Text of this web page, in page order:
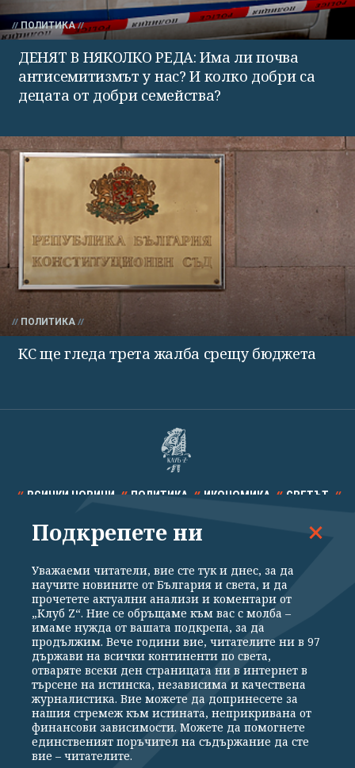
ПОЛИТИКА
ДЕНЯТ В НЯКОЛКО РЕДА: Има ли почва
антисемитизмът у нас? И колко добри са
децата от добри семейства?
ПОЛИТИКА
КС ще гледа трета жалба срещу бюджета
ВСИЧКИ НОВИНИ ПОЛИТИКА ИКОНОМИКА СВЕТЪТ
СПОРТ КУЛТУРА ТЕХНОЛОГИИ КАЛЕЙДОСКОП
Общи условия
Политика за поверителност
Реклама
Партньори Контакти
За Клуб Z
Екип
Подкрепете ни
Издател на www.clubz.bg е „Клуб Зебра Медия“ ЕООД, София, ул. "Алеко
Константинов" 3. Всички права запазени 2026 „Клуб Зебра Медия“
Подкрепете ни
Уважаеми читатели, вие сте тук и днес, за да
научите новините от България и света, и да
прочетете актуални анализи и коментари от
„Клуб Z“. Ние се обръщаме към вас с молба –
имаме нужда от вашата подкрепа, за да
продължим. Вече години вие, читателите ни в 97
държави на всички континенти по света,
отваряте всеки ден страницата ни в интернет в
търсене на истинска, независима и качествена
журналистика. Вие можете да допринесете за
нашия стремеж към истината, неприкривана от
финансови зависимости. Можете да помогнете
единственият поръчител на съдържание да сте
вие – читателите.